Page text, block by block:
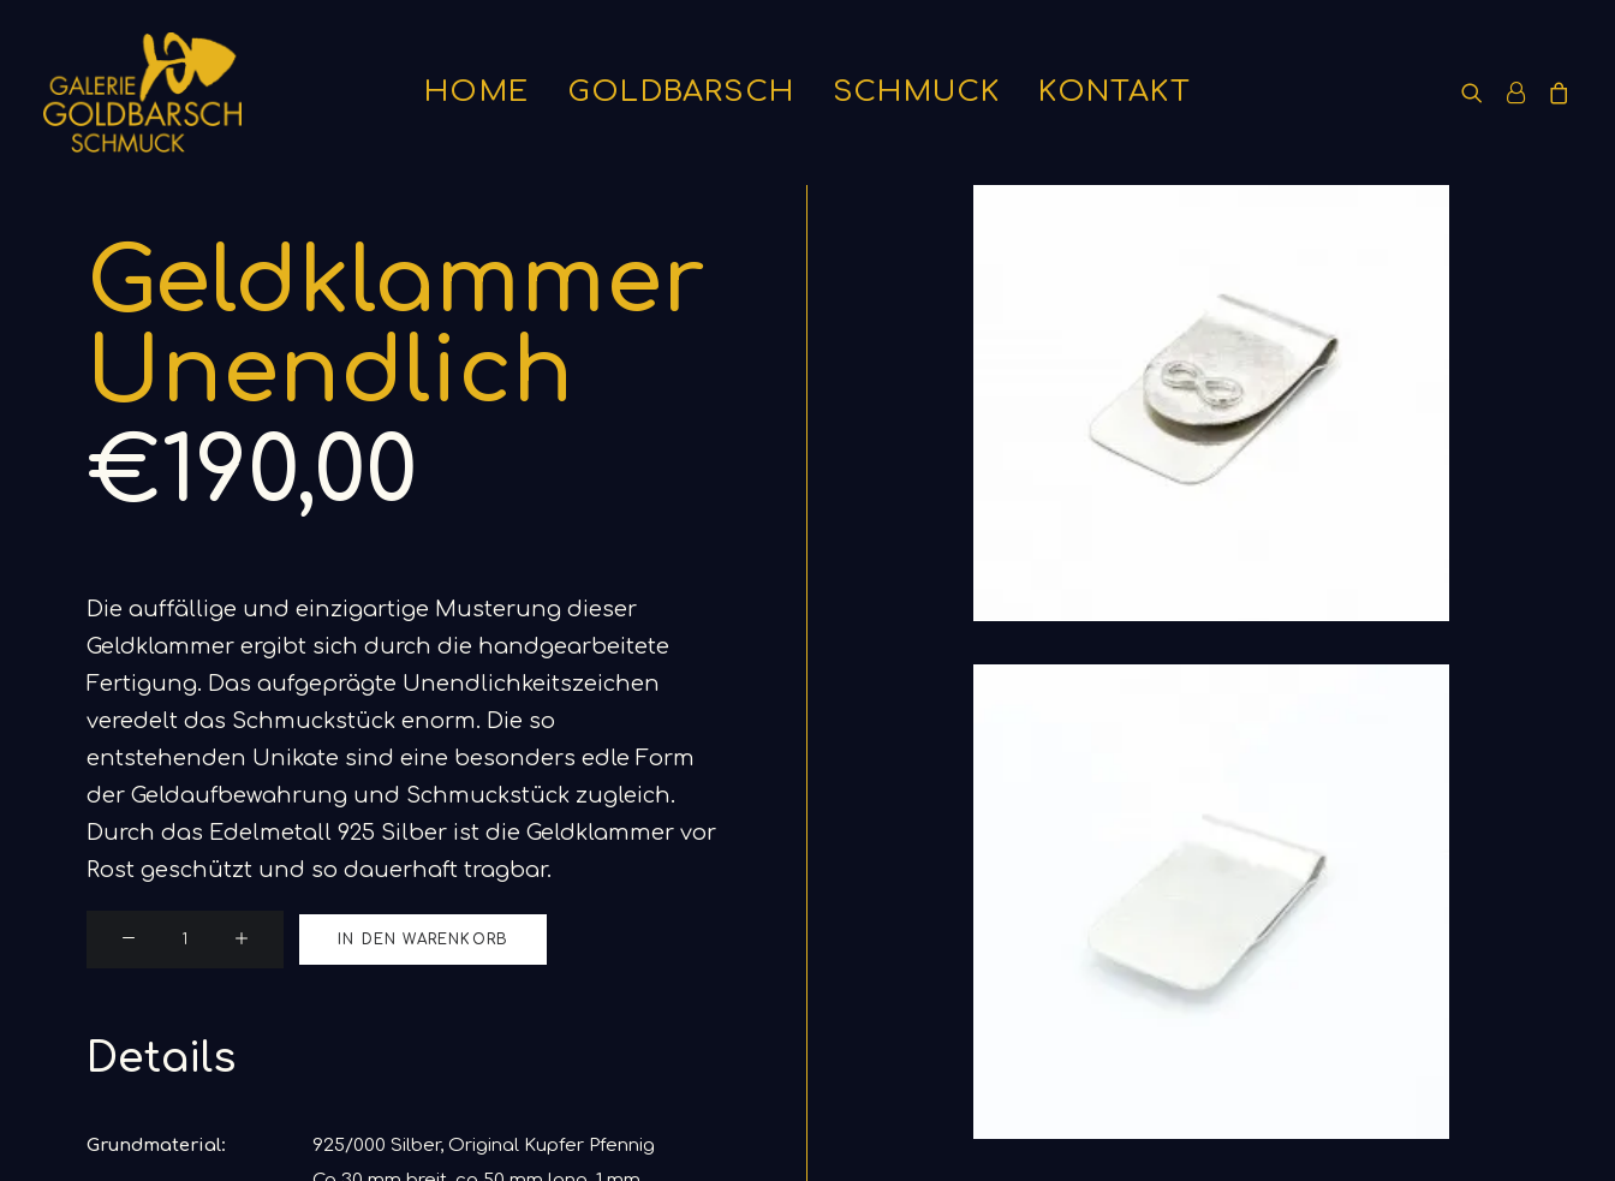
HOME GOLDBARSCH SCHMUCK KONTAKT
Geldklammer
Unendlich
€190,00
Die auffällige und einzigartige Musterung dieser
Geldklammer ergibt sich durch die handgearbeitete
Fertigung. Das aufgeprägte Unendlichkeitszeichen
veredelt das Schmuckstück enorm. Die so
entstehenden Unikate sind eine besonders edle Form
der Geldaufbewahrung und Schmuckstück zugleich.
Durch das Edelmetall 925 Silber ist die Geldklammer vor
Rost geschützt und so dauerhaft tragbar.
IN DEN WARENKORB
Details
Grundmaterial: 925/000 Silber, Original Kupfer Pfennig